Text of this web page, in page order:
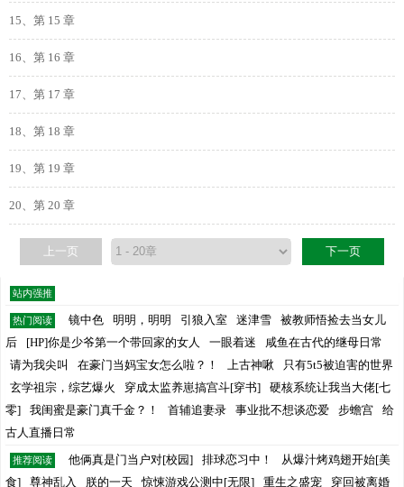
15、第 15 章
16、第 16 章
17、第 17 章
18、第 18 章
19、第 19 章
20、第 20 章
上一页 下一页
站内强推
热门阅读 镜中色 明明，明明 引狼入室 迷津雪
被教师悟捡去当女儿
后
[HP]你是少爷第一个带回家的女人 一眼着迷
咸鱼在古代的继母日常
请为我尖叫
在豪门当妈宝女怎么啦？！ 上古神啾
只有5t5被迫害的世界
玄学祖宗，综艺爆火
穿成太监养崽搞宫斗[穿书]
硬核系统让我当大佬[七
零]
我闺蜜是豪门真千金？！ 首辅追妻录 事业批不想谈恋爱 步蟾宫
给
古人直播日常
推荐阅读 他俩真是门当户对[校园] 排球恋习中！
从爆汁烤鸡翅开始[美
食]
尊神乱入 朕的一天 惊悚游戏公测中[无限] 重生之盛宠 穿回被离婚